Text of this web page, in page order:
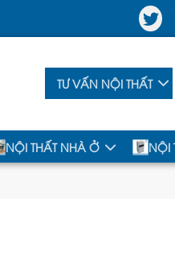
TƯ VẤN NỘI THẤT
NỘI THẤT NHÀ Ở NỘI